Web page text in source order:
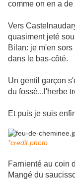
comme on en a
Vers
quasiment jeté
Bilan: je m'en
dans le bas-côté.
Un gentil garçon
du fossé...l'herbe
Et puis je suis
*credit photo
Farnienté au coin
Mangé du